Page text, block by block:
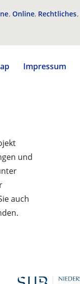
Online Rechtliches
Impressum
und
auch